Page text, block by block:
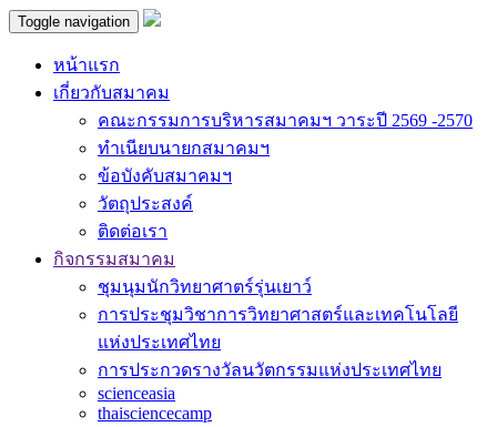
Toggle navigation
หน้าแรก
เกี่ยวกับสมาคม
คณะกรรมการบริหารสมาคมฯ วาระปี 2569 -2570
ทำเนียบนายกสมาคมฯ
ข้อบังคับสมาคมฯ
วัตถุประสงค์
ติดต่อเรา
กิจกรรมสมาคม
ชุมนุมนักวิทยาศาตร์รุ่นเยาว์
การประชุมวิชาการวิทยาศาสตร์และเทคโนโลยี
แห่งประเทศไทย
การประกวดรางวัลนวัตกรรมแห่งประเทศไทย
scienceasia
thaisciencecamp